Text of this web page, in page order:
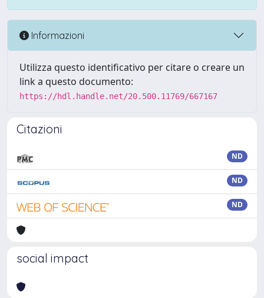
Informazioni
Utilizza questo identificativo per citare o creare un
link a questo documento:
https://hdl.handle.net/20.500.11769/667167
Citazioni
ND
ND
ND
social impact